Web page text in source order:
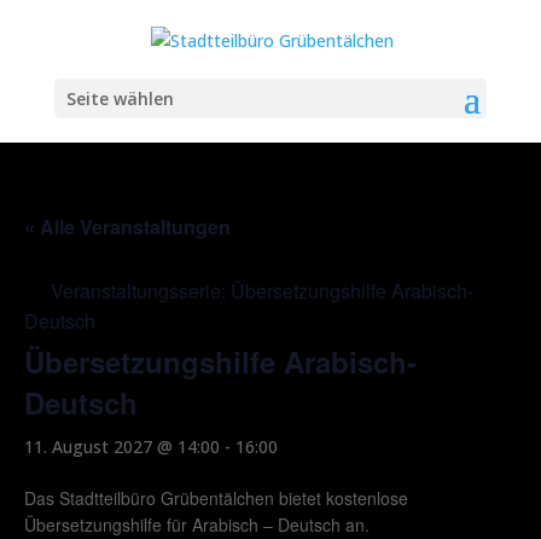
Seite wählen
« Alle Veranstaltungen
Veranstaltungsserie: Übersetzungshilfe Arabisch-
Deutsch
Übersetzungshilfe Arabisch-
Deutsch
11. August 2027 @ 14:00 - 16:00
Das Stadtteilbüro Grübentälchen bietet kostenlose
Übersetzungshilfe für Arabisch – Deutsch an.